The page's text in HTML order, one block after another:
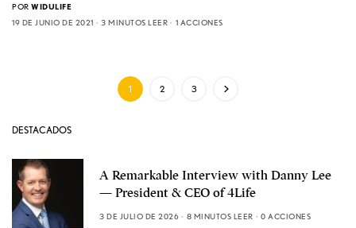
POR WIDULIFE
19 DE JUNIO DE 2021
3 MINUTOS LEER 1 ACCIONES
1 2 3
DESTACADOS
A Remarkable Interview with Danny Lee
— President & CEO of 4Life
3 DE JULIO DE 2026 8 MINUTOS LEER 0 ACCIONES